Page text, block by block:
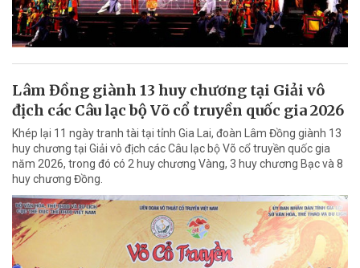
Lâm Đồng giành 13 huy chương tại Giải vô
địch các Câu lạc bộ Võ cổ truyền quốc gia 2026
Khép lại 11 ngày tranh tài tại tỉnh Gia Lai, đoàn Lâm Đồng giành 13
huy chương tại Giải vô địch các Câu lạc bộ Võ cổ truyền quốc gia
năm 2026, trong đó có 2 huy chương Vàng, 3 huy chương Bạc và 8
huy chương Đồng.